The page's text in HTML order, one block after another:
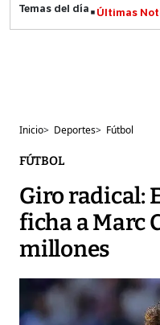
Últimas
Inicio> Deportes> Fútbol
FÚTBOL
Giro radical:
ficha a Marc
millones